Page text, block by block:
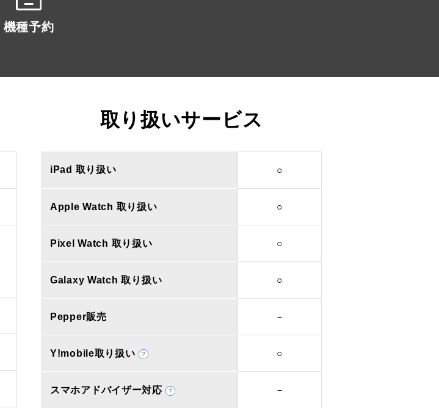
機種予約
取り扱いサービス
iPad 取り扱い ○
Apple Watch 取り扱い ○
Pixel Watch 取り扱い ○
Galaxy Watch 取り扱い ○
Pepper販売 －
Y!mobile取り扱い ○
スマホアドバイザー対応 －